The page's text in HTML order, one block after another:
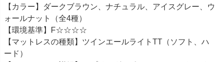
【カラー】ダークブラウン、ナチュラル、アイスグレー、ウ
ォールナット（全4種）
【環境基準】F☆☆☆☆
【マットレスの種類】ツインエールライトTT（ソフト、ハ
ード）